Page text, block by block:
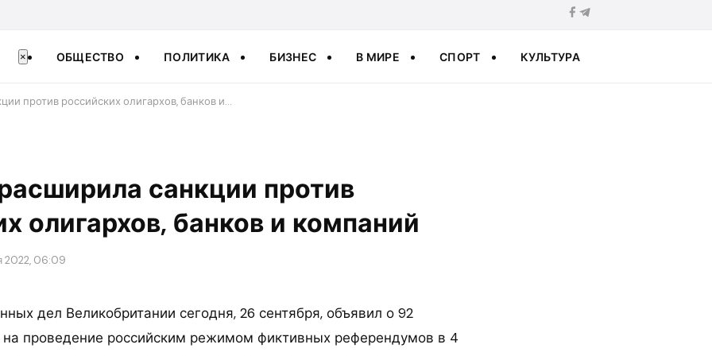
× ОБЩЕСТВО ПОЛИТИКА БИЗНЕС В МИРЕ СПОРТ КУЛЬТУРА
против российских олигархов, банков и…
санкции против
олигархов, банков и компаний
2022, 06:09
дел Великобритании сегодня, 26 сентября, объявил о 92
на проведение российским режимом фиктивных референдумов в 4